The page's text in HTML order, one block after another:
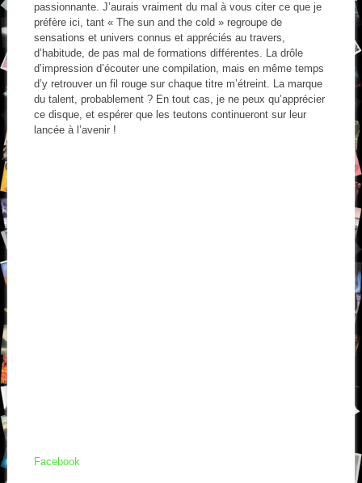
passionnante. J’aurais vraiment du mal à vous citer ce que je
préfère ici, tant « The sun and the cold » regroupe de
sensations et univers connus et appréciés au travers,
d’habitude, de pas mal de formations différentes. La drôle
d’impression d’écouter une compilation, mais en même temps
d’y retrouver un fil rouge sur chaque titre m’étreint. La marque
du talent, probablement ? En tout cas, je ne peux qu’apprécier
ce disque, et espérer que les teutons continueront sur leur
lancée à l’avenir !
Facebook